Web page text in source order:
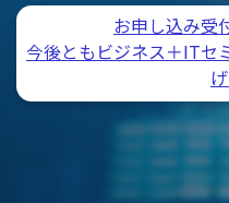
お申し込み受
今後ともビジネス＋ITセ